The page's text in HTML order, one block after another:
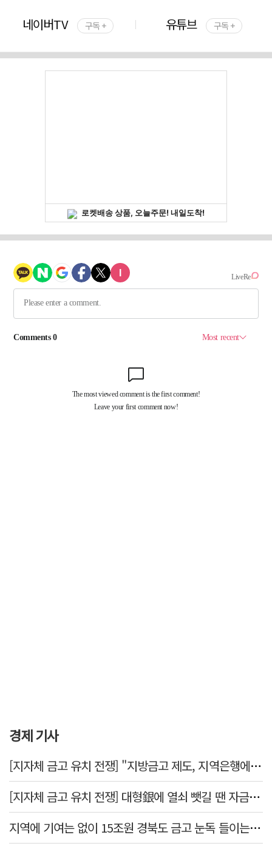
네이버TV 구독 + 유튜브 구독 +
경제 기사
[지자체 금고 유치 전쟁] "지방금고 제도, 지역은행에 불리"
[지자체 금고 유치 전쟁] 대형銀에 열쇠 뺏길 땐 자금 역외 유출→재투자 선순환 붕괴
지역에 기여는 없이 15조원 경북도 금고 눈독 들이는 대형銀